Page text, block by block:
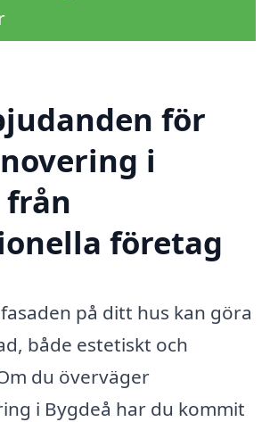
för
i
från
företag
på ditt hus kan göra
både estetiskt och
du överväger
i Bygdeå har du kommit